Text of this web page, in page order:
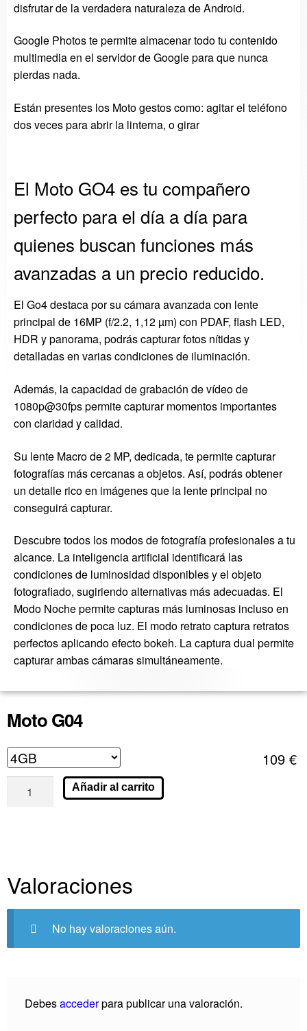
disfrutar de la verdadera naturaleza de Android.
Google Photos te permite almacenar todo tu contenido
multimedia en el servidor de Google para que nunca
pierdas nada.
Están presentes los Moto gestos como: agitar el teléfono
dos veces para abrir la linterna, o girar
El Moto GO4 es tu compañero
perfecto para el día a día para
quienes buscan funciones más
avanzadas a un precio reducido.
El Go4 destaca por su cámara avanzada con lente
principal de 16MP (f/2.2, 1,12 µm) con PDAF, flash LED,
HDR y panorama, podrás capturar fotos nítidas y
detalladas en varias condiciones de iluminación.
Además, la capacidad de grabación de vídeo de
1080p@30fps permite capturar momentos importantes
con claridad y calidad.
Su lente Macro de 2 MP, dedicada, te permite capturar
fotografías más cercanas a objetos. Así, podrás obtener
un detalle rico en imágenes que la lente principal no
conseguirá capturar.
Descubre todos los modos de fotografía profesionales a tu
alcance. La inteligencia artificial identificará las
condiciones de luminosidad disponibles y el objeto
fotografiado, sugiriendo alternativas más adecuadas. El
Modo Noche permite capturas más luminosas incluso en
condiciones de poca luz. El modo retrato captura retratos
perfectos aplicando efecto bokeh. La captura dual permite
capturar ambas cámaras simultáneamente.
Moto G04
109 €
Añadir al carrito
Valoraciones
No hay valoraciones aún.
Debesaccederpara publicar una valoración.